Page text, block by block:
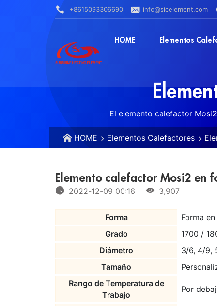
+8615093306690 info@sicelement.com
HOME Elementos
El elemento calefactor
HOME Elementos Calefactores
Elemento calefactor Mosi2 en
2022-12-09 00:16 3,907
Forma
Forma en
Grado
1700 /
Diámetro
3/6, 4/9,
Tamaño
Rango de Temperatura de
Trabajo
Por